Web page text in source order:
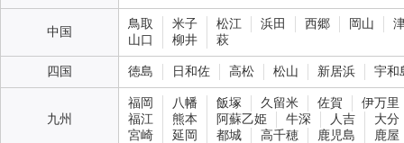
中国
鳥取 米子 松江 浜田 西郷 岡山
山口
柳井 萩
四国 徳島 日和佐 高松 松山 新居浜 宇和
九州
福岡 八幡 飯塚 久留米 佐賀
伊万里
福江
熊本 阿蘇乙姫 牛深 人吉
大分
宮崎
延岡 都城 高千穂 鹿児島 鹿屋